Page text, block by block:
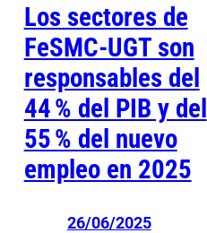
Los sectores de
FeSMC-UGT son
responsables del
44 % del PIB y del
55 % del nuevo
empleo en 2025
26/06/2025